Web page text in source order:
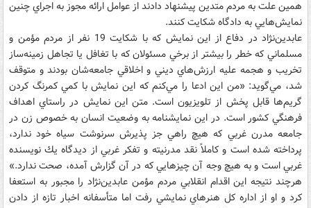
همين علت به مردم متدين پيشنهاد دادند از عوامل ارائه مجوز به اجراي چنين
نمايش‌هايي به دادگاه شكايت كنند.
عابدين‌نژاد در دفاع از اين نمايش كه با شكايت 19 نفر از مردم مؤمن و
مسلماني كه خطر را بيشتر از برخي مسئولان كه با تغافل يا تجاهل زمينه‌ساز
تخريب و هجمه عليه ارزش‌هاي ديني و اخلاقي جامعه‌شان بودند و متوقف
شد، مي‌گويد: «من اين ادعا را مي‌كنم كه اين نمايش با كمي كمرنگ كردن
گريم‌ها قابل پخش از تلويزيون است. متن اين نمايش در راستاي اهداف
فرهنگي كشور است. در اين نمايشنامه به وضعيت انسان به خصوص زن در
جامعه مدرن غربي كه هيچ راهي جز پذيرش سرنوشت سياه خود ندارد،
پرداخته شده است و كاملاً نقد مدرنيته و تفكر غربي از ديدگاه يك نويسنده
غربي است و به هيچ وجه آن چيزهايي كه در آن گزارش آمده، صحت ندارد.»
هرچند نتيجه اين اقدام انقلابي مردم مؤمن عابدين‌نژاد را مجبور به استعفا
كرد و او از اداره كل هنرهاي نمايشي رفت اما متأسفانه اخبار تازه از دادن